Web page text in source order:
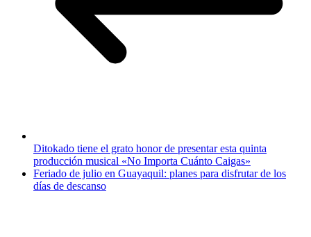
Ditokado tiene el grato honor de presentar esta quinta
producción musical «No Importa Cuánto Caigas»
Feriado de julio en Guayaquil: planes para disfrutar de los
días de descanso